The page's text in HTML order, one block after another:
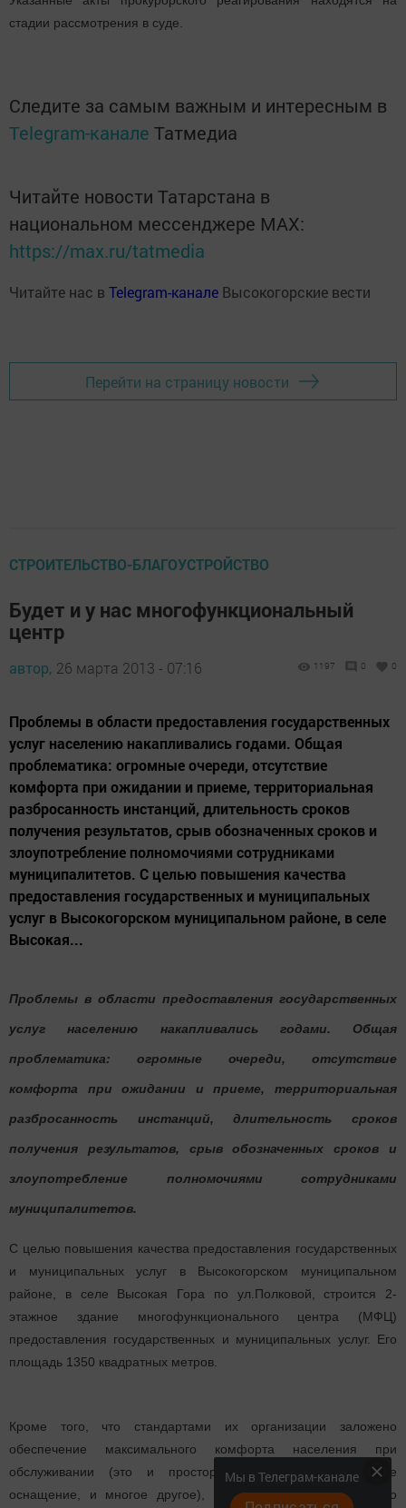
стадии рассмотрения в суде.
Следите за самым важным и интересным в
Telegram-канале Татмедиа
Читайте новости Татарстана в
национальном мессенджере MАХ:
https://max.ru/tatmedia
Читайте нас в Telegram-канале Высокогорские вести
Перейти на страницу новости
СТРОИТЕЛЬСТВО-БЛАГОУСТРОЙСТВО
Будет и у нас многофункциональный
центр
автор, 26 марта 2013 - 07:16 1197 0 0
Проблемы в области предоставления государственных
услуг населению накапливались годами. Общая
проблематика: огромные очереди, отсутствие
комфорта при ожидании и приеме, территориальная
разбросанность инстанций, длительность сроков
получения результатов, срыв обозначенных сроков и
злоупотребление полномочиями сотрудниками
муниципалитетов. С целью повышения качества
предоставления государственных и муниципальных
услуг в Высокогорском муниципальном районе, в селе
Высокая...
Проблемы в области предоставления государственных
услуг населению накапливались годами. Общая
проблематика: огромные очереди, отсутствие
комфорта при ожидании и приеме, территориальная
разбросанность инстанций, длительность сроков
получения результатов, срыв обозначенных сроков и
злоупотребление полномочиями сотрудниками
муниципалитетов.
С целью повышения качества предоставления государственных
и муниципальных услуг в Высокогорском муниципальном
районе, в селе Высокая Гора по ул.Полковой, строится 2-
этажное здание многофункционального центра (МФЦ)
предоставления государственных и муниципальных услуг. Его
площадь 1350 квадратных метров.
Кроме того, что стандартами их организации заложено
обеспечение максимального комфорта населения при
обслуживании (это и просторные залы, и техническое
оснащение, и многое другое), работа центров строится по
Мы в Телеграм-канале